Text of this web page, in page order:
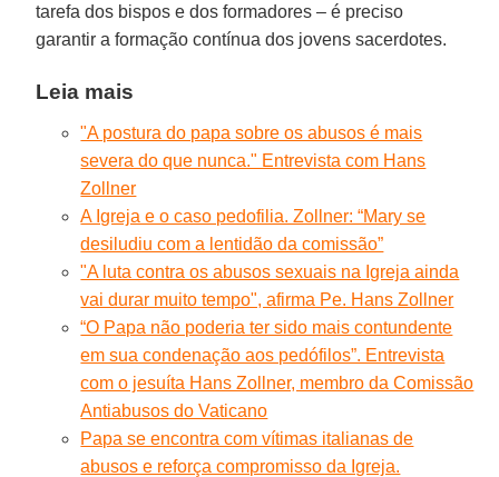
tarefa dos bispos e dos formadores – é preciso
garantir a formação contínua dos jovens sacerdotes.
Leia mais
"A postura do papa sobre os abusos é mais
severa do que nunca." Entrevista com Hans
Zollner
A Igreja e o caso pedofilia. Zollner: “Mary se
desiludiu com a lentidão da comissão”
"A luta contra os abusos sexuais na Igreja ainda
vai durar muito tempo", afirma Pe. Hans Zollner
“O Papa não poderia ter sido mais contundente
em sua condenação aos pedófilos”. Entrevista
com o jesuíta Hans Zollner, membro da Comissão
Antiabusos do Vaticano
Papa se encontra com vítimas italianas de
abusos e reforça compromisso da Igreja.